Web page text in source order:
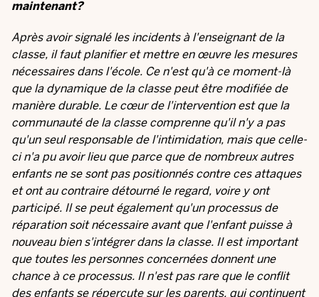
maintenant?
Après avoir signalé les incidents à l'enseignant de la
classe, il faut planifier et mettre en œuvre les mesures
nécessaires dans l'école. Ce n'est qu'à ce moment-là
que la dynamique de la classe peut être modifiée de
manière durable. Le cœur de l'intervention est que la
communauté de la classe comprenne qu'il n'y a pas
qu'un seul responsable de l'intimidation, mais que celle-
ci n'a pu avoir lieu que parce que de nombreux autres
enfants ne se sont pas positionnés contre ces attaques
et ont au contraire détourné le regard, voire y ont
participé. Il se peut également qu'un processus de
réparation soit nécessaire avant que l'enfant puisse à
nouveau bien s'intégrer dans la classe. Il est important
que toutes les personnes concernées donnent une
chance à ce processus. Il n'est pas rare que le conflit
des enfants se répercute sur les parents, qui continuent